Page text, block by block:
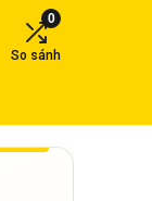
0
So sánh